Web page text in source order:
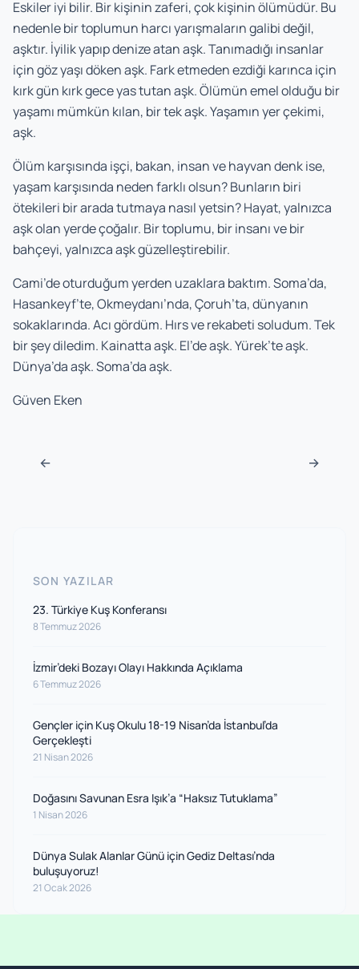
Eskiler iyi bilir. Bir kişinin zaferi, çok kişinin ölümüdür. Bu
nedenle bir toplumun harcı yarışmaların galibi değil,
aşktır. İyilik yapıp denize atan aşk. Tanımadığı insanlar
için göz yaşı döken aşk. Fark etmeden ezdiği karınca için
kırk gün kırk gece yas tutan aşk. Ölümün emel olduğu bir
yaşamı mümkün kılan, bir tek aşk. Yaşamın yer çekimi,
aşk.
Ölüm karşısında işçi, bakan, insan ve hayvan denk ise,
yaşam karşısında neden farklı olsun? Bunların biri
ötekileri bir arada tutmaya nasıl yetsin? Hayat, yalnızca
aşk olan yerde çoğalır. Bir toplumu, bir insanı ve bir
bahçeyi, yalnızca aşk güzelleştirebilir.
Cami’de oturduğum yerden uzaklara baktım. Soma’da,
Hasankeyf’te, Okmeydanı’nda, Çoruh’ta, dünyanın
sokaklarında. Acı gördüm. Hırs ve rekabeti soludum. Tek
bir şey diledim. Kainatta aşk. El’de aşk. Yürek’te aşk.
Dünya’da aşk. Soma’da aşk.
Güven Eken
Navigasyon sonrası
← →
SON YAZILAR
23. Türkiye Kuş Konferansı
8 Temmuz 2026
İzmir’deki Bozayı Olayı Hakkında Açıklama
6 Temmuz 2026
Gençler için Kuş Okulu 18-19 Nisan’da İstanbul’da
Gerçekleşti
21 Nisan 2026
Doğasını Savunan Esra Işık’a “Haksız Tutuklama”
1 Nisan 2026
Dünya Sulak Alanlar Günü için Gediz Deltası’nda
buluşuyoruz!
21 Ocak 2026